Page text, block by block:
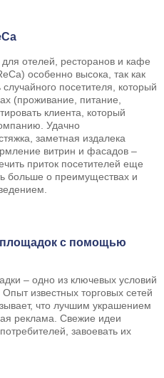
отелей, ресторанов и кафе
особенно высока, так как
посетителя, который
(проживание, питание,
клиента, который
Удачно
заметная издалека
витрин и фасадов –
приток посетителей еще
больше о преимуществах и
с помощью
– одно из ключевых условий
известных торговых сетей
что лучшим украшением
реклама. Свежие идеи
завоевать их